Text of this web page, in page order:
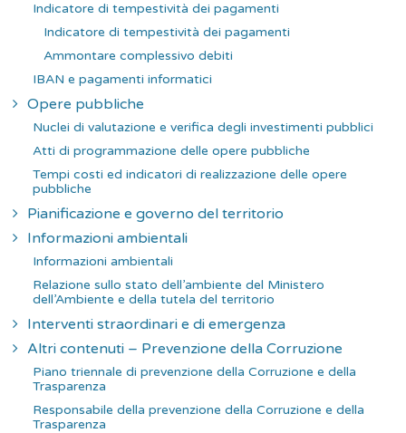
Indicatore di tempestività dei pagamenti
Indicatore di tempestività dei pagamenti
Ammontare complessivo debiti
IBAN e pagamenti informatici
Opere pubbliche
Nuclei di valutazione e verifica degli investimenti pubblici
Atti di programmazione delle opere pubbliche
Tempi costi ed indicatori di realizzazione delle opere
pubbliche
Pianificazione e governo del territorio
Informazioni ambientali
Informazioni ambientali
Relazione sullo stato dell’ambiente del Ministero
dell’Ambiente e della tutela del territorio
Interventi straordinari e di emergenza
Altri contenuti – Prevenzione della Corruzione
Piano triennale di prevenzione della Corruzione e della
Trasparenza
Responsabile della prevenzione della Corruzione e della
Trasparenza